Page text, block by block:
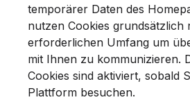
temporärer Daten des
nutzen Cookies grundsätzlich
erforderlichen Umfang um
mit Ihnen zu kommunizieren.
Cookies sind aktiviert, sobald
Plattform besuchen.